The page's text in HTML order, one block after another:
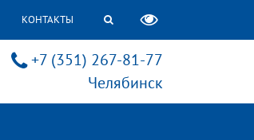
КОНТАКТЫ
+7 (351) 267-81-77
Челябинск